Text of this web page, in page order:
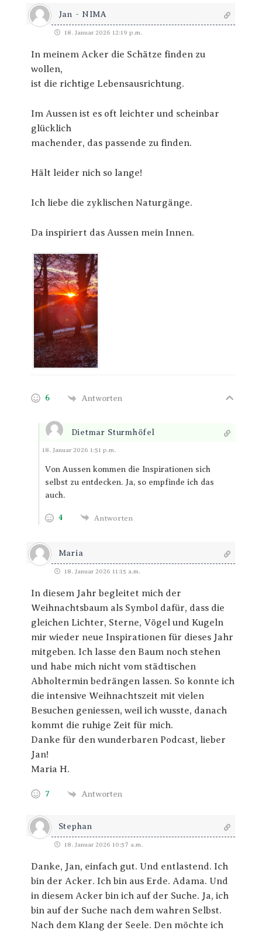
Jan - NIMA
18. Januar 2026 12:19 p.m.
In meinem Acker die Schätze finden zu
wollen,
ist die richtige Lebensausrichtung.
Im Aussen ist es oft leichter und scheinbar
glücklich
machender, das passende zu finden.
Hält leider nich so lange!
Ich liebe die zyklischen Naturgänge.
Da inspiriert das Aussen mein Innen.
6 Antworten
Dietmar Sturmhöfel
Antworten
18. Januar 2026 1:51 p.m.
Von Aussen kommen die Inspirationen sich
selbst zu entdecken. Ja, so empfinde ich das
auch.
4 Antworten
Maria
18. Januar 2026 11:15 a.m.
In diesem Jahr begleitet mich der
Weihnachtsbaum als Symbol dafür, dass die
gleichen Lichter, Sterne, Vögel und Kugeln
mir wieder neue Inspirationen für dieses Jahr
mitgeben. Ich lasse den Baum noch stehen
und habe mich nicht vom städtischen
Abholtermin bedrängen lassen. So konnte ich
die intensive Weihnachtszeit mit vielen
Besuchen geniessen, weil ich wusste, danach
kommt die ruhige Zeit für mich.
Danke für den wunderbaren Podcast, lieber
Jan!
Maria H.
7 Antworten
Stephan
18. Januar 2026 10:57 a.m.
Danke, Jan, einfach gut. Und entlastend. Ich
bin der Acker. Ich bin aus Erde. Adama. Und
in diesem Acker bin ich auf der Suche. Ja, ich
bin auf der Suche nach dem wahren Selbst.
Nach dem Klang der Seele. Den möchte ich